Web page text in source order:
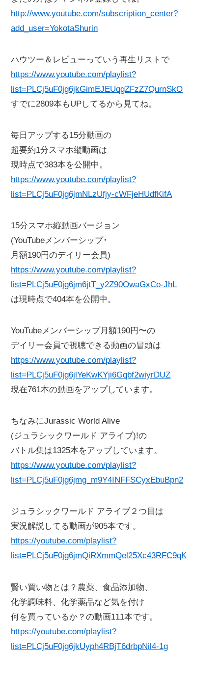
http://www.youtube.com/subscription_center?
add_user=YokotaShurin
ハウツー＆レビューっていう再生リストで
https://www.youtube.com/playlist?
list=PLCj5uF0jg6jkGimEJEUqgZFzZ7QurnSkO
すでに2809本もUPしてるから見てね。
毎日アップする15分動画の
超要約1分スマホ縦動画は
現時点で383本を公開中。
https://www.youtube.com/playlist?
list=PLCj5uF0jg6jmNLzUfjy-cWFjeHUdfKifA
15分スマホ縦動画バージョン
(YouTubeメンバーシップ･
月額190円のデイリー会員)
https://www.youtube.com/playlist?
list=PLCj5uF0jg6jm6jtT_y2Z90OwaGxCo-JhL
は現時点で404本を公開中。
YouTubeメンバーシップ月額190円〜の
デイリー会員で視聴できる動画の冒頭は
https://www.youtube.com/playlist?
list=PLCj5uF0jg6jlYeKwKYji6Gqbf2wiyrDUZ
現在761本の動画をアップしています。
ちなみにJurassic World Alive
(ジュラシックワールド アライブ)!の
バトル集は1325本をアップしています。
https://www.youtube.com/playlist?
list=PLCj5uF0jg6jmg_m9Y4INFFSCyxEbuBpn2
ジュラシックワールド アライブ２つ目は
実況解説してる動画が905本です。
https://youtube.com/playlist?
list=PLCj5uF0jg6jmQiRXmmQel25Xc43RFC9qK
賢い買い物とは？農薬、食品添加物、
化学調味料、化学薬品など気を付け
何を買っているか？の動画111本です。
https://youtube.com/playlist?
list=PLCj5uF0jg6jkUyph4RBjT6drbpNil4-1g